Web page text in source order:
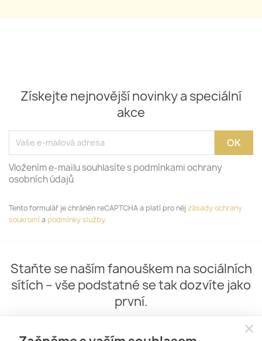
Získejte nejnovější novinky a speciální
akce
Vložením e-mailu souhlasíte s podmínkami ochrany
osobních údajů
Tento formulář je chráněn reCAPTCHA a platí pro něj zásady ochrany
soukromía podmínky služby.
Staňte se naším fanouškem na sociálních
sítích – vše podstatné se tak dozvíte jako
první.
close